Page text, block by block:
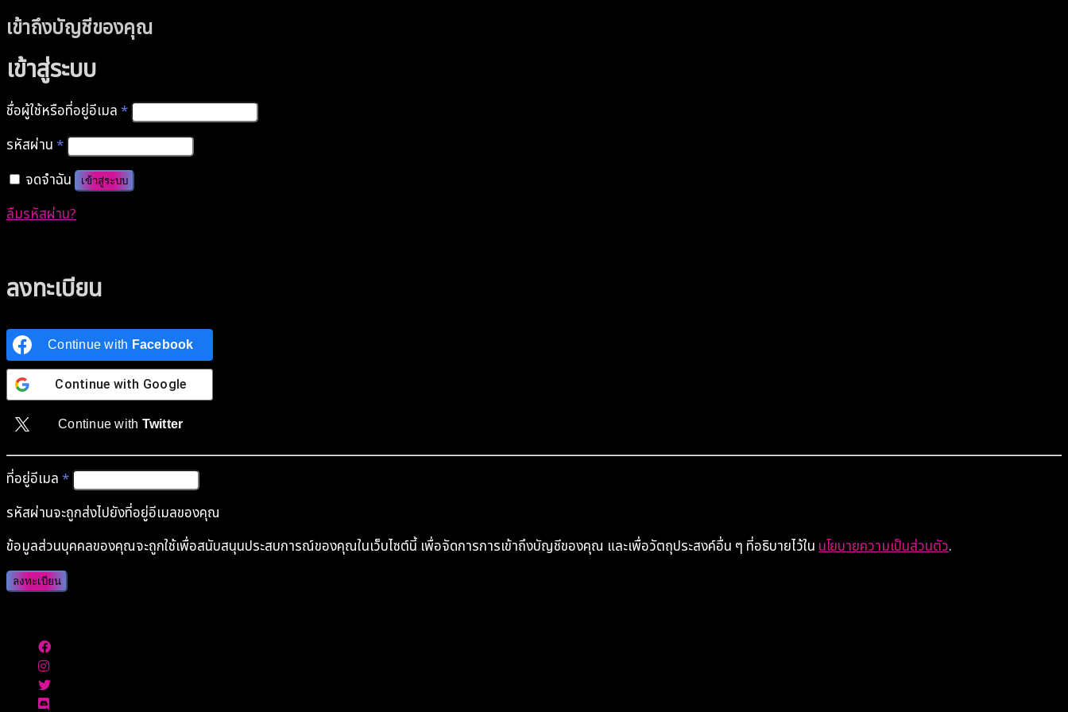
เข้าถึงบัญชีของคุณ
เข้าสู่ระบบ
ชื่อผู้ใช้หรือที่อยู่อีเมล*
รหัสผ่าน*
จดจำฉัน
เข้าสู่ระบบ
ลืมรหัสผ่าน?
ลงทะเบียน
Continue with Facebook
Continue with Google
Continue with Twitter
ที่อยู่อีเมล*
รหัสผ่านจะถูกส่งไปยังที่อยู่อีเมลของคุณ
ข้อมูลส่วนบุคคลของคุณจะถูกใช้เพื่อสนับสนุนประสบการณ์ของคุณในเว็บไซต์นี้ เพื่อจัดการการเข้าถึงบัญชีของคุณ และเพื่อวัตถุประสงค์อื่น ๆ ที่อธิบายไว้ในนโยบายความเป็นส่วนตัว.
ลงทะเบียน